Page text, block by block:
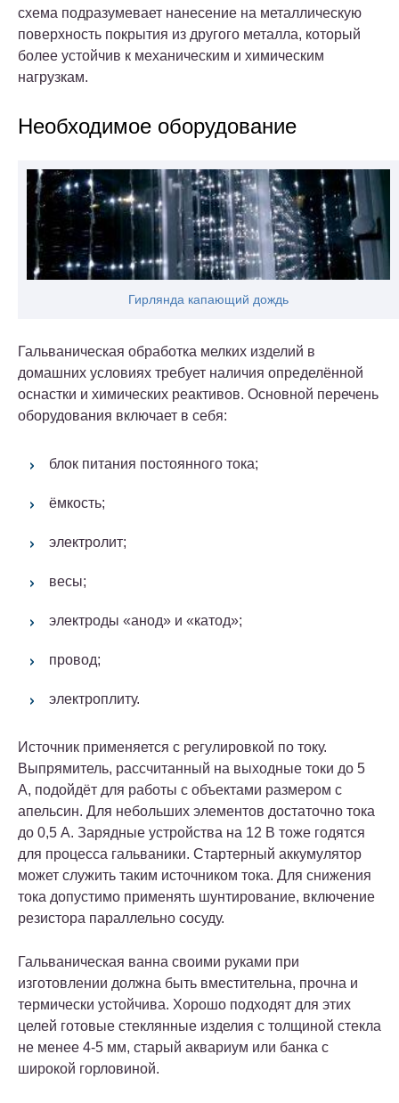
схема подразумевает нанесение на металлическую
поверхность покрытия из другого металла, который
более устойчив к механическим и химическим
нагрузкам.
Необходимое оборудование
Гирлянда капающий дождь
Гальваническая обработка мелких изделий в
домашних условиях требует наличия определённой
оснастки и химических реактивов. Основной перечень
оборудования включает в себя:
блок питания постоянного тока;
ёмкость;
электролит;
весы;
электроды «анод» и «катод»;
провод;
электроплиту.
Источник применяется с регулировкой по току.
Выпрямитель, рассчитанный на выходные токи до 5
А, подойдёт для работы с объектами размером с
апельсин. Для небольших элементов достаточно тока
до 0,5 А. Зарядные устройства на 12 В тоже годятся
для процесса гальваники. Стартерный аккумулятор
может служить таким источником тока. Для снижения
тока допустимо применять шунтирование, включение
резистора параллельно сосуду.
Гальваническая ванна своими руками при
изготовлении должна быть вместительна, прочна и
термически устойчива. Хорошо подходят для этих
целей готовые стеклянные изделия с толщиной стекла
не менее 4-5 мм, старый аквариум или банка с
широкой горловиной.